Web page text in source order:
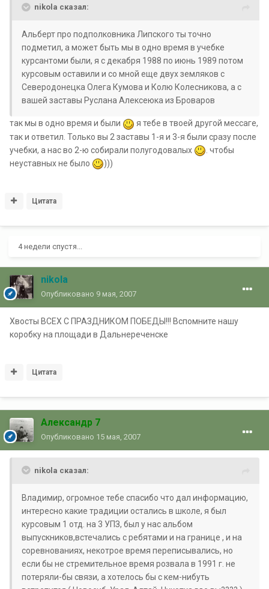
nikola сказал:
Альберт про подполковника Липского ты точно
подметил, а может быть мы в одно время в учебке
курсантоми были, я с декабря 1988 по июнь 1989 потом
курсовым оставили и со мной еще двух земляков с
Северодонецка Олега Кумова и Колю Колесникова, а с
вашей заставы Руслана Алексеюка из Броваров
так мы в одно время и были
я тебе в твоей другой мессаге,
так и ответил. Только вы 2 заставы 1-я и 3-я были сразу после
учебки, а нас во 2-ю собирали полугодовалых
. чтобы
неуставных не было
)))
Цитата
4 недели спустя...
nikola
Опубликовано 9 мая, 2007
Хвосты ВСЕХ С ПРАЗДНИКОМ ПОБЕДЫ!!! Вспомните нашу
коробку на площади в Дальнереченске
Цитата
Александр 7
Опубликовано 15 мая, 2007
nikola сказал:
Владимир, огромное тебе спасибо что дал информацию,
интересно какие традиции остались в школе, я был
курсовым 1 отд. на 3 УПЗ, был у нас альбом
выпускников,встечались с ребятами и на границе , и на
соревнованиях, некотрое время переписывались, но
если бы не стремительное время розвала в 1991 г. не
потеряли-бы связи, а хотелось бы с кем-нибуть